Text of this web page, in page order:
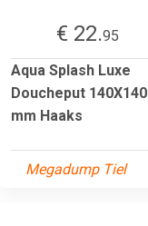
€ 22.95
Aqua Splash Luxe
Doucheput 140X140
mm Haaks
Megadump Tiel